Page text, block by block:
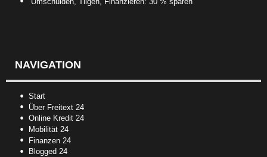
NAVIGATION
Start
Über Freitext 24
Online Kredit 24
Mobilität 24
Finanzen 24
Blogged 24